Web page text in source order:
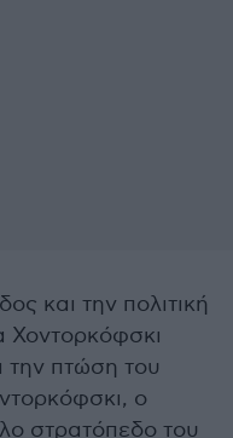
και την πολιτική
Χοντορκόφσκι
την πτώση του
ο
στρατόπεδο του